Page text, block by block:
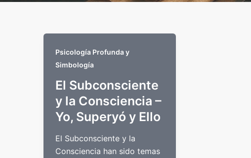
Psicología Profunda y
Simbología
El Subconsciente
y la Consciencia –
Yo, Superyó y Ello
El Subconsciente y la
Consciencia han sido temas